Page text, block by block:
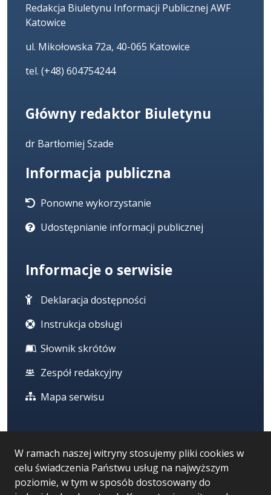
W ramach naszej witryny stosujemy pliki cookies w
celu świadczenia Państwu usług na najwyższym
poziomie, w tym w sposób dostosowany do
Redakcja Biuletynu Informacji Publicznej AWF
Katowice
ul. Mikołowska 72a, 40-065 Katowice
tel. (+48) 604754244
Główny redaktor Biuletynu
dr Bartłomiej Szade
Informacja publiczna
Ponowne wykorzystanie
Udostępnianie informacji publicznej
Informacje o serwisie
Deklaracja dostępności
Instrukcja obsługi
Słownik skrótów
Zespół redakcyjny
Mapa serwisu
Statystyki oglądalności